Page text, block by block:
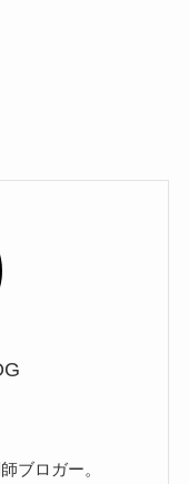
ブロガー。